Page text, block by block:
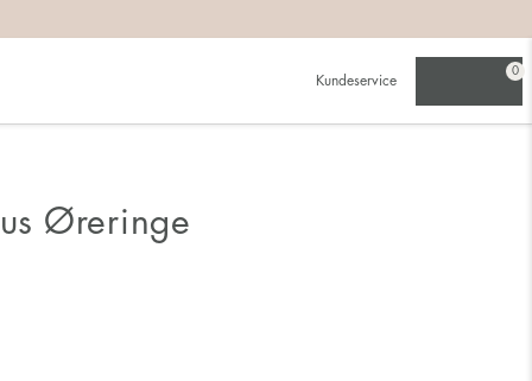
Kundeservice
0
Øreringe